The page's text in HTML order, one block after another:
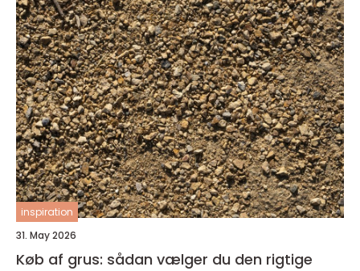
inspiration
31. May 2026
Køb af grus: sådan vælger du den rigtige